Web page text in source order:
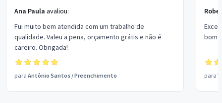
Ana Paula avaliou:
Fui muito bem atendida com um trabalho de
qualidade. Valeu a pena, orçamento grátis e não é
careiro. Obrigada!
para Antônio Santos /Preenchimento
bom
para